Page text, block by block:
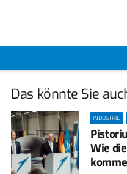
Das könnte Sie
INDUSTRIE
Wie